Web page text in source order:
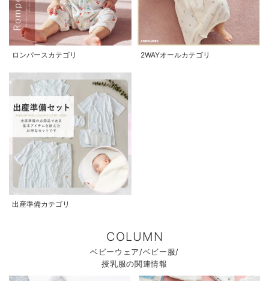
ロンパースカテゴリ 2WAYオールカテゴリ
出産準備カテゴリ
COLUMN
ベビーウェア/ベビー服/
授乳服の関連情報